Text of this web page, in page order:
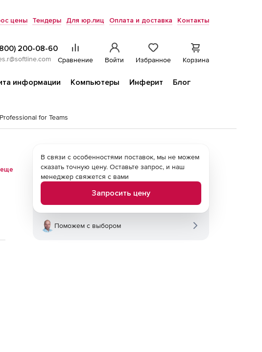
цены Тендеры Для юр.лиц Оплата и доставка Контакты
200-08-60
Сравнение Войти Избранное Корзина
информации Компьютеры Инферит
Блог
for Teams
еще
В связи с особенностями поставок, мы не можем
сказать точную цену. Оставьте запрос, и наш
менеджер свяжется с вами
Запросить цену
Поможем с выбором